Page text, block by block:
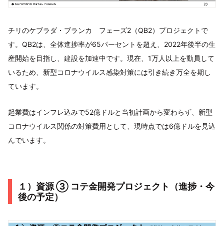
チリのケブラダ・ブランカ フェーズ2（QB2）プロジェクトで
す。QB2は、全体進捗率が65パーセントを超え、2022年後半の生
産開始を目指し、建設を加速中です。現在、1万人以上を動員して
いるため、新型コロナウイルス感染対策には引き続き万全を期し
ています。
起業費はインフレ込みで52億ドルと当初計画から変わらず、新型
コロナウイルス関係の対策費用として、現時点では6億ドルを見込
んでいます。
１）資源 ③ コテ金開発プロジェクト（進捗・今
後の予定）